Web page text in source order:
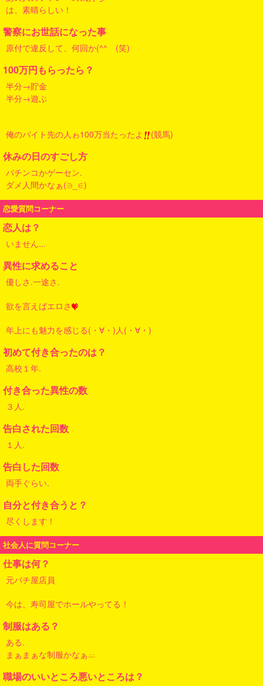
は、素晴らしい！
警察にお世話になった事
原付で違反して、何回か(^^ゞ(笑)
100万円もらったら？
半分→貯金
半分→遊ぶ
俺のバイト先の人ゎ100万当たったよ (競馬)
休みの日のすごし方
パチンコかゲーセン.
ダメ人間かなぁ(∋_∈)
恋愛質問コーナー
恋人は？
いません...
異性に求めること
優しさ.一途さ.
欲を言えばエロさ
年上にも魅力を感じる(・∀・)人(・∀・)
初めて付き合ったのは？
高校１年.
付き合った異性の数
３人.
告白された回数
１人.
告白した回数
両手ぐらい.
自分と付き合うと？
尽くします！
社会人に質問コーナー
仕事は何？
元パチ屋店員
今は、寿司屋でホールやってる！
制服はある？
ある.
まぁまぁな制服かなぁ
職場のいいところ悪いところは？